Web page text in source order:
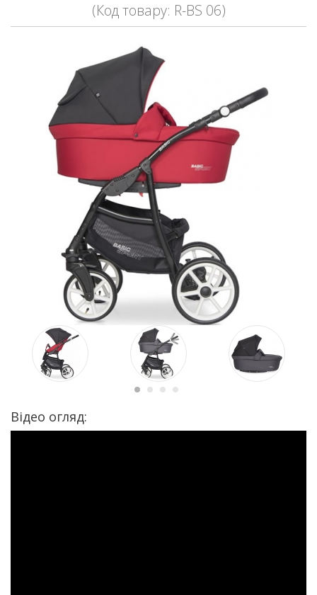
(Код товару: R-BS 06)
Відео огляд: